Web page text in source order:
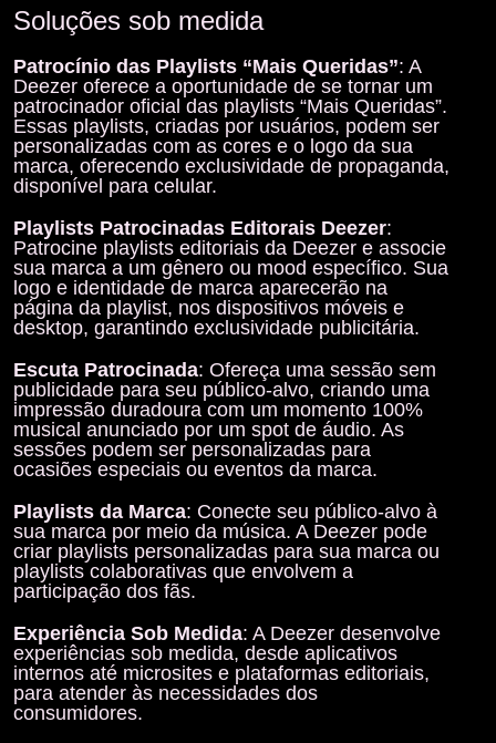
Soluções sob medida
Patrocínio das Playlists “Mais Queridas”: A
Deezer oferece a oportunidade de se tornar um
patrocinador oficial das playlists “Mais Queridas”.
Essas playlists, criadas por usuários, podem ser
personalizadas com as cores e o logo da sua
marca, oferecendo exclusividade de propaganda,
disponível para celular.
Playlists Patrocinadas Editorais Deezer:
Patrocine playlists editoriais da Deezer e associe
sua marca a um gênero ou mood específico. Sua
logo e identidade de marca aparecerão na
página da playlist, nos dispositivos móveis e
desktop, garantindo exclusividade publicitária.
Escuta Patrocinada: Ofereça uma sessão sem
publicidade para seu público-alvo, criando uma
impressão duradoura com um momento 100%
musical anunciado por um spot de áudio. As
sessões podem ser personalizadas para
ocasiões especiais ou eventos da marca.
Playlists da Marca: Conecte seu público-alvo à
sua marca por meio da música. A Deezer pode
criar playlists personalizadas para sua marca ou
playlists colaborativas que envolvem a
participação dos fãs.
Experiência Sob Medida: A Deezer desenvolve
experiências sob medida, desde aplicativos
internos até microsites e plataformas editoriais,
para atender às necessidades dos
consumidores.